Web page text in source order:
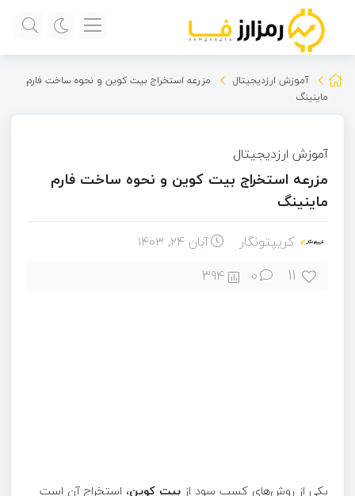
آموزش ارزدیجیتال
مزرعه استخراج بیت کوین و نحوه ساخت فارم
ماینینگ
آموزش ارزدیجیتال
مزرعه استخراج بیت کوین و نحوه ساخت فارم
ماینینگ
کریپتونگار آبان ۲۴, ۱۴۰۳
11
0
394
یکی از روش‌های کسب سود از بیت کوین، استخراج آن است